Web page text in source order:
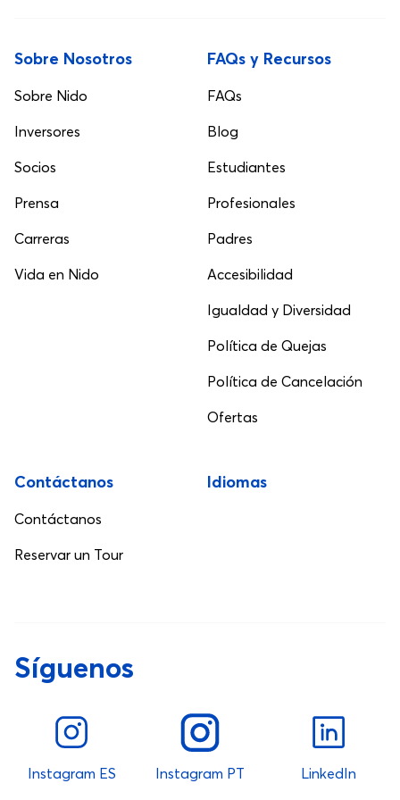
Sobre Nosotros
Sobre Nido
Inversores
Socios
Prensa
Carreras
Vida en Nido
FAQs y Recursos
FAQs
Blog
Estudiantes
Profesionales
Padres
Accesibilidad
Igualdad y Diversidad
Política de Quejas
Política de Cancelación
Ofertas
Contáctanos
Contáctanos
Reservar un Tour
Idiomas
Síguenos
Instagram ES Instagram PT LinkedIn